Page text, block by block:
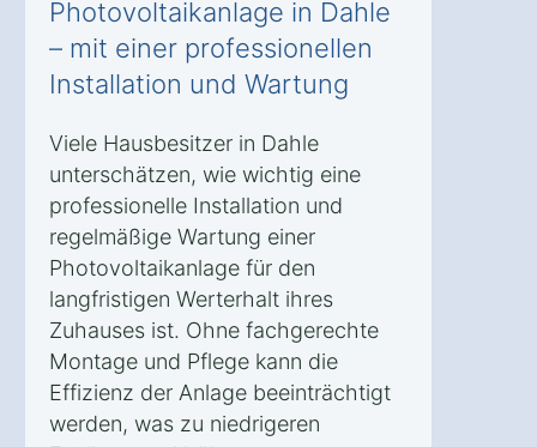
Photovoltaikanlage in Dahle
– mit einer professionellen
Installation und Wartung
Viele Hausbesitzer in Dahle
unterschätzen, wie wichtig eine
professionelle Installation und
regelmäßige Wartung einer
Photovoltaikanlage für den
langfristigen Werterhalt ihres
Zuhauses ist. Ohne fachgerechte
Montage und Pflege kann die
Effizienz der Anlage beeinträchtigt
werden, was zu niedrigeren